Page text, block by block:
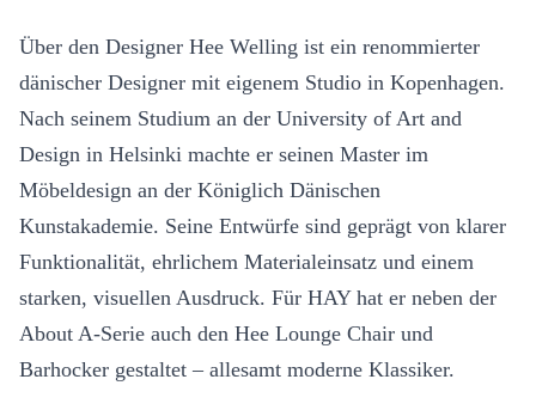
Über den Designer Hee Welling ist ein renommierter
dänischer Designer mit eigenem Studio in Kopenhagen.
Nach seinem Studium an der University of Art and
Design in Helsinki machte er seinen Master im
Möbeldesign an der Königlich Dänischen
Kunstakademie. Seine Entwürfe sind geprägt von klarer
Funktionalität, ehrlichem Materialeinsatz und einem
starken, visuellen Ausdruck. Für HAY hat er neben der
About A-Serie auch den Hee Lounge Chair und
Barhocker gestaltet – allesamt moderne Klassiker.